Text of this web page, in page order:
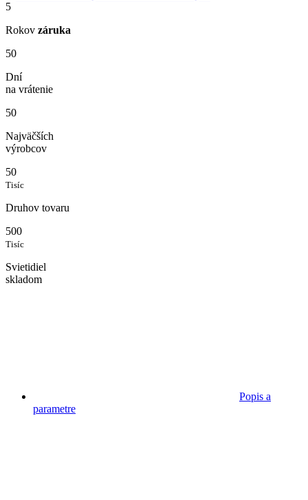
5
Rokov záruka
50
Dní
na vrátenie
50
Najväčších
výrobcov
50
Tisíc
Druhov tovaru
500
Tisíc
Svietidiel
skladom
Popis a
parametre